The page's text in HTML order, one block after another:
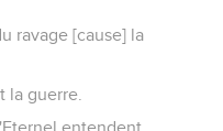
ravage [cause] la
la guerre.
entendent